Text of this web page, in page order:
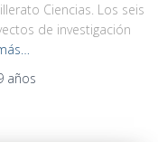
Ciencias. Los seis
de investigación
años